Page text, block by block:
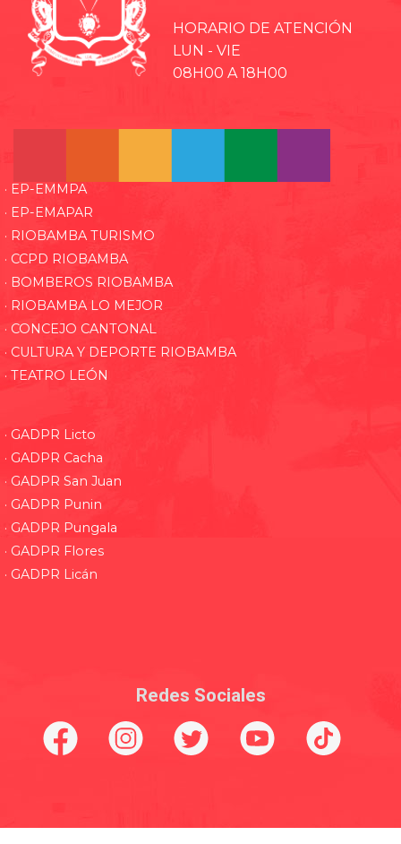
HORARIO DE ATENCIÓN
LUN - VIE
08H00 A 18H00
· EP-EMMPA
· EP-EMAPAR
· RIOBAMBA TURISMO
· CCPD RIOBAMBA
· BOMBEROS RIOBAMBA
· RIOBAMBA LO MEJOR
· CONCEJO CANTONAL
· CULTURA Y DEPORTE RIOBAMBA
· TEATRO LEÓN
· GADPR Licto
· GADPR Cacha
· GADPR San Juan
· GADPR Punin
· GADPR Pungala
· GADPR Flores
· GADPR Licán
Redes Sociales